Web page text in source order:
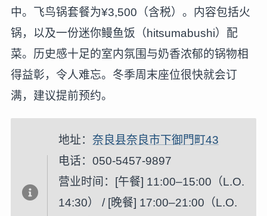
中。飞鸟锅套餐为¥3,500（含税）。内容包括火
锅，以及一份迷你鳗鱼饭（hitsumabushi）配
菜。历史感十足的室内氛围与奶香浓郁的锅物相
得益彰，令人难忘。冬季周末座位很快就会订
满，建议提前预约。
地址： 奈良县奈良市下御門町43
电话：050-5457-9897
营业时间：[午餐] 11:00–15:00（L.O.
14:30） / [晚餐] 17:00–21:00（L.O.